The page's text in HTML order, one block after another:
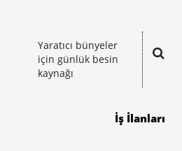
Yaratıcı bünyeler
için günlük besin
kaynağı
İş İlanları